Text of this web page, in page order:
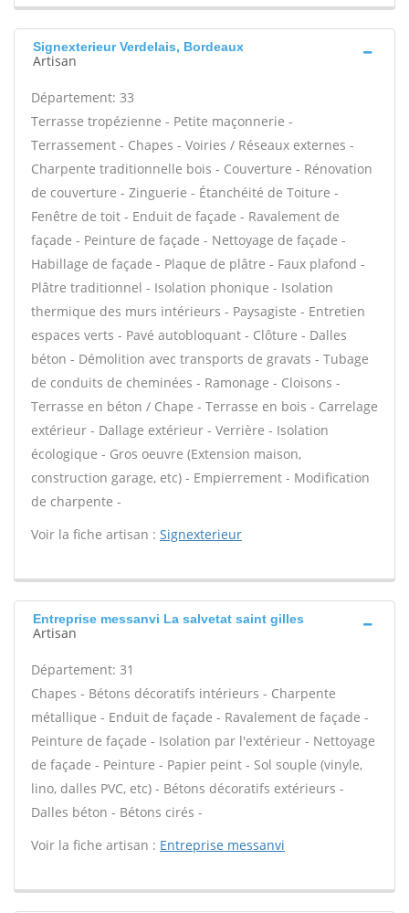
Signexterieur Verdelais, Bordeaux
Artisan
Département: 33
Terrasse tropézienne - Petite maçonnerie -
Terrassement - Chapes - Voiries / Réseaux externes -
Charpente traditionnelle bois - Couverture - Rénovation
de couverture - Zinguerie - Étanchéité de Toiture -
Fenêtre de toit - Enduit de façade - Ravalement de
façade - Peinture de façade - Nettoyage de façade -
Habillage de façade - Plaque de plâtre - Faux plafond -
Plâtre traditionnel - Isolation phonique - Isolation
thermique des murs intérieurs - Paysagiste - Entretien
espaces verts - Pavé autobloquant - Clôture - Dalles
béton - Démolition avec transports de gravats - Tubage
de conduits de cheminées - Ramonage - Cloisons -
Terrasse en béton / Chape - Terrasse en bois - Carrelage
extérieur - Dallage extérieur - Verrière - Isolation
écologique - Gros oeuvre (Extension maison,
construction garage, etc) - Empierrement - Modification
de charpente -
Voir la fiche artisan : Signexterieur
Entreprise messanvi La salvetat saint gilles
Artisan
Département: 31
Chapes - Bétons décoratifs intérieurs - Charpente
métallique - Enduit de façade - Ravalement de façade -
Peinture de façade - Isolation par l'extérieur - Nettoyage
de façade - Peinture - Papier peint - Sol souple (vinyle,
lino, dalles PVC, etc) - Bétons décoratifs extérieurs -
Dalles béton - Bétons cirés -
Voir la fiche artisan : Entreprise messanvi